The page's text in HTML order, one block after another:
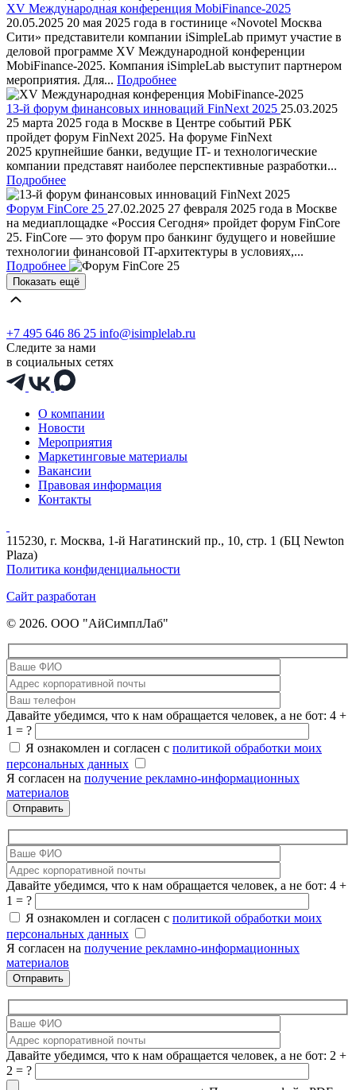
XV Международная конференция MobiFinance-2025
20.05.2025 20 мая 2025 года в гостинице «Novotel Москва
Сити» представители компании iSimpleLab примут участие в
деловой программе XV Международной конференции
MobiFinance-2025. Компания iSimpleLab выступит партнером
мероприятия. Для... Подробнее
13-й форум финансовых инноваций FinNext 2025 25.03.2025
25 марта 2025 года в Москве в Центре событий РБК
пройдет форум FinNext 2025. На форуме FinNext
2025 крупнейшие банки, ведущие IT- и технологические
компании представят наиболее перспективные разработки...
Подробнее
Форум FinCore 25 27.02.2025 27 февраля 2025 года в Москве
на медиаплощадке «Россия Сегодня» пройдет форум FinCore
25. FinCore — это форум про банкинг будущего и новейшие
технологии финансовой IT-архитектуры в условиях,...
Подробнее
Показать ещё
+7 495 646 86 25 info@isimplelab.ru
Следите за нами
в социальных сетях
О компании
Новости
Мероприятия
Маркетинговые материалы
Вакансии
Правовая информация
Контакты
115230, г. Москва, 1-й Нагатинский пр., 10, стр. 1 (БЦ Newton
Plaza)
Политика конфиденциальности
Сайт разработан
© 2026. ООО "АйСимплЛаб"
Давайте убедимся, что к нам обращается человек, а не бот: 4 +
1 = ?
Я ознакомлен и согласен с политикой обработки моих
персональных данных
Я согласен на получение рекламно-информационных
материалов
Давайте убедимся, что к нам обращается человек, а не бот: 4 +
1 = ?
Я ознакомлен и согласен с политикой обработки моих
персональных данных
Я согласен на получение рекламно-информационных
материалов
Давайте убедимся, что к нам обращается человек, а не бот: 2 +
2 = ?